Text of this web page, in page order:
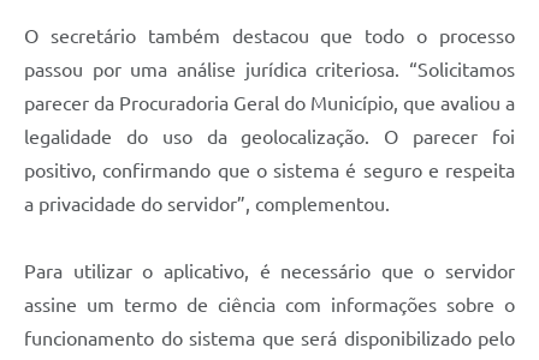
O secretário também destacou que todo o processo
passou por uma análise jurídica criteriosa. “Solicitamos
parecer da Procuradoria Geral do Município, que avaliou a
legalidade do uso da geolocalização. O parecer foi
positivo, confirmando que o sistema é seguro e respeita
a privacidade do servidor”, complementou.
Para utilizar o aplicativo, é necessário que o servidor
assine um termo de ciência com informações sobre o
funcionamento do sistema que será disponibilizado pelo